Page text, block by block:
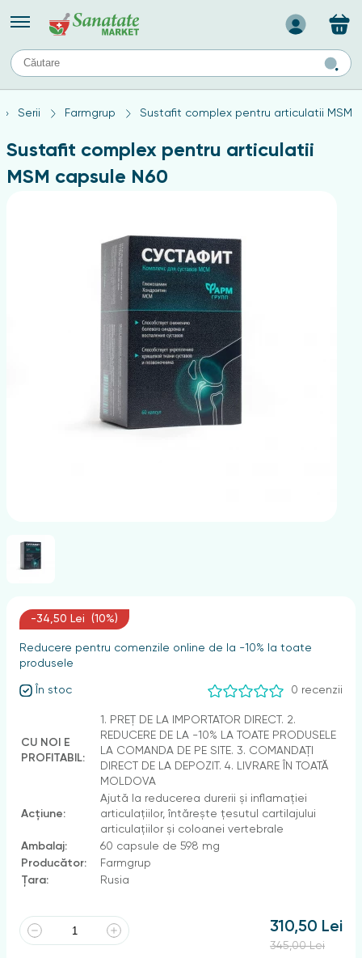
Назад
TIPURI DE TEN
Produse pentru ten mixt
Ten problematic
Produse pentru ten gras
Serii Farmgrup Sustafit complex pentru articulatii MSM
Sustafit complex pentru articulatii
MSM capsule N60
-34,50 Lei (10%)
Reducere pentru comenzile online de la -10% la toate
produsele
În stoc 0 recenzii
CU NOI E
PROFITABIL:
1. PREȚ DE LA IMPORTATOR DIRECT. 2.
REDUCERE DE LA -10% LA TOATE PRODUSELE
LA COMANDA DE PE SITE. 3. COMANDAȚI
DIRECT DE LA DEPOZIT. 4. LIVRARE ÎN TOATĂ
MOLDOVA
Acțiune:
Ajută la reducerea durerii și inflamației
articulațiilor, întărește țesutul cartilajului
articulațiilor și coloanei vertebrale
Ambalaj:
60 capsule de 598 mg
Producător:
Farmgrup
Țara:
Rusia
310,50 Lei
345,00 Lei